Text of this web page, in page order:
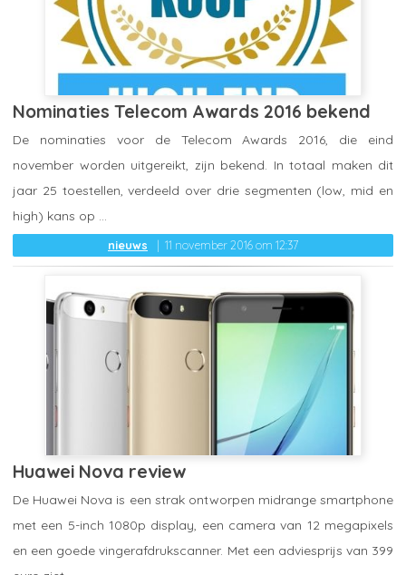
Nominaties Telecom Awards 2016 bekend
nieuws 11 november 2016 om 12:37
De nominaties voor de Telecom Awards 2016, die eind
november worden uitgereikt, zijn bekend. In totaal maken dit
jaar 25 toestellen, verdeeld over drie segmenten (low, mid en
high) kans op ...
Huawei Nova review
De Huawei Nova is een strak ontworpen midrange smartphone
met een 5-inch 1080p display, een camera van 12 megapixels
en een goede vingerafdrukscanner. Met een adviesprijs van 399